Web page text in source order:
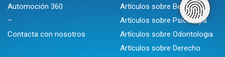
Automoción 360
–
Contacta con nosotros
Artículos sobre Belleza
Artículos sobre Psicologia
Artículos sobre Odontologia
Artículos sobre Derecho